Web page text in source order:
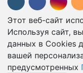
Этот веб-сайт
Используя сайт,
данных в Cookies
вашей
предусмотренных